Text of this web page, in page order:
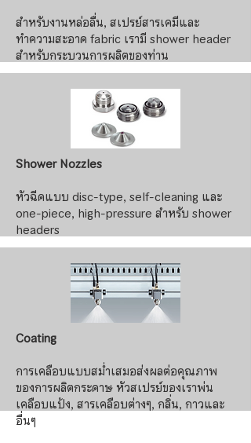
สำหรับงานหล่อลื่น, สเปรย์สารเคมีและ
ทำความสะอาด fabric เรามี shower header
สำหรับกระบวนการผลิตของท่าน
ข้อมูลเพิ่มเติม >>
Shower Nozzles
หัวฉีดแบบ disc-type, self-cleaning และ
one-piece, high-pressure สำหรับ shower
headers
ข้อมูลเพิ่มเติม >>
Coating
การเคลือบแบบสม่ำเสมอส่งผลต่อคุณภาพ
ของการผลิตกระดาษ หัวสเปรย์ของเราพ่น
เคลือบแป้ง, สารเคลือบต่างๆ, กลิ่น, กาวและ
อื่นๆ